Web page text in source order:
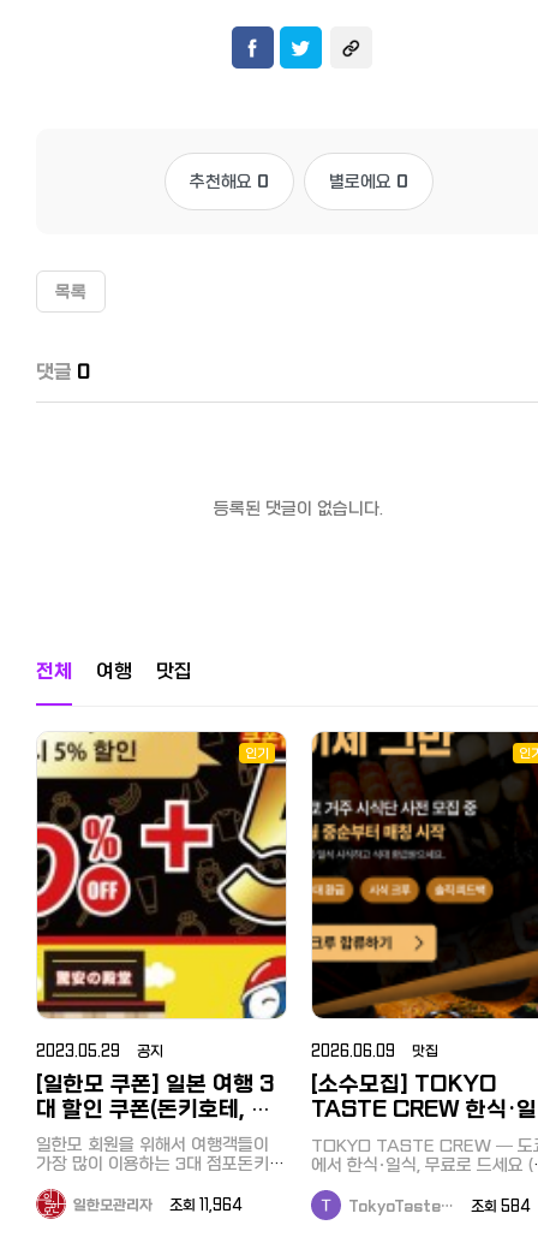
추천해요 0 별로에요 0
목록
댓글 0
등록된 댓글이 없습니다.
전체 여행 맛집
인기
2023.05.29 공지
[일한모 쿠폰] 일본 여행 3
대 할인 쿠폰(돈키호테, 마
츠모토 키요시, 빅카메라)
일한모 회원을 위해서 여행객들이
가장 많이 이용하는 3대 점포돈키호
인 쿠폰을 준비했습니다. 구매액에
따라 최대 10% + 면세 10%, 20%
일한모관리자 조회 11,964
인
2026.06.09 맛집
[소수모집] TOKYO
TASTE CREW 한식·
시식단 — 1차 사전 모집
TOKYO TASTE CREW — 도
에서 한식·일식, 무료로 드세요 (
죠. 저희는 검증된 한식·일식 매
서 식사 → 솔직한 피드백 1개 →
TokyoTaste… 조회